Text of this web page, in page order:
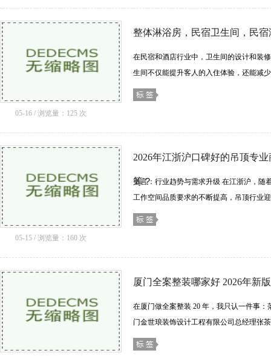
05-16 / 浏览量：125 次
整体淋浴房，民宿卫生间，民
在民宿和酒店行业中，卫生间的设计和装
生间不仅能提升客人的入住体验，还能减
间存在诸多问题，如发霉、渗水、难打扫
05-15 / 浏览量：160 次
2026年江浙沪口碑好的吊顶专
筹？
引言：行业趋势与需求升级 在江浙沪，随
工作空间品质要求的不断提高，吊顶行业
显示，近年来江浙沪的商业建筑、住宅建
厦门全案整装哪家好 2026年新版
在厦门做全案整装 20 年，我只认一件事
门金世琅装饰设计工程有限公司总经理张
20 年。不是什么大牌连锁，就是一家踏踏